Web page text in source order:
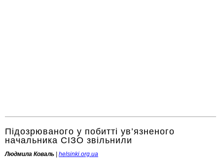
Підозрюваного у побитті ув’язненого
начальника СІЗО звільнили
Людмила Коваль helsinki.org.ua